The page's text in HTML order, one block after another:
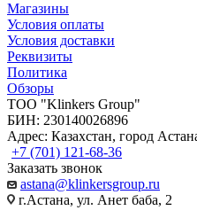
Магазины
Условия оплаты
Условия доставки
Реквизиты
Политика
Обзоры
TOO "Klinkers Group"
БИН: 230140026896
Адрес: Казахстан, город
+7 (701) 121-68-36
Заказать звонок
astana@klinkersgroup.ru
г.Астана, ул. Анет баба, 2